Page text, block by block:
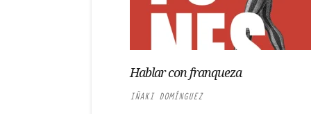
Hablar con franqueza
IÑAKI DOMÍNGUEZ